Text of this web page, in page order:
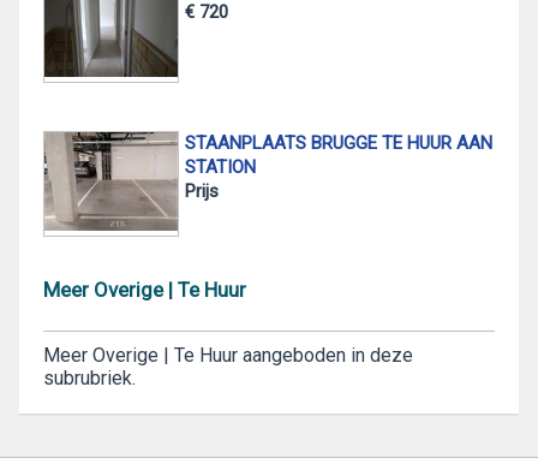
€ 720
STAANPLAATS BRUGGE TE HUUR AAN
STATION
Prijs
Meer Overige | Te Huur
Meer Overige | Te Huur aangeboden in deze
subrubriek.